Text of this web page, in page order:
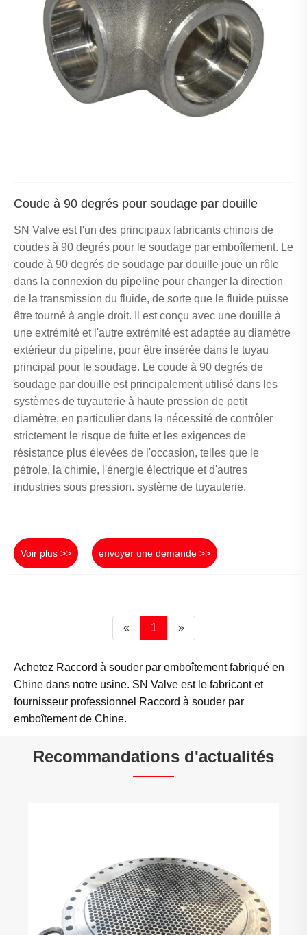
Coude à 90 degrés pour soudage par douille
SN Valve est l'un des principaux fabricants chinois de
coudes à 90 degrés pour le soudage par emboîtement. Le
coude à 90 degrés de soudage par douille joue un rôle
dans la connexion du pipeline pour changer la direction
de la transmission du fluide, de sorte que le fluide puisse
être tourné à angle droit. Il est conçu avec une douille à
une extrémité et l'autre extrémité est adaptée au diamètre
extérieur du pipeline, pour être insérée dans le tuyau
principal pour le soudage. Le coude à 90 degrés de
soudage par douille est principalement utilisé dans les
systèmes de tuyauterie à haute pression de petit
diamètre, en particulier dans la nécessité de contrôler
strictement le risque de fuite et les exigences de
résistance plus élevées de l'occasion, telles que le
pétrole, la chimie, l'énergie électrique et d'autres
industries sous pression. système de tuyauterie.
Voir plus >> envoyer une demande >>
« 1 »
Achetez Raccord à souder par emboîtement fabriqué en
Chine dans notre usine. SN Valve est le fabricant et
fournisseur professionnel Raccord à souder par
emboîtement de Chine.
Recommandations d'actualités
de soudage plates pour navires
Voir plus >>